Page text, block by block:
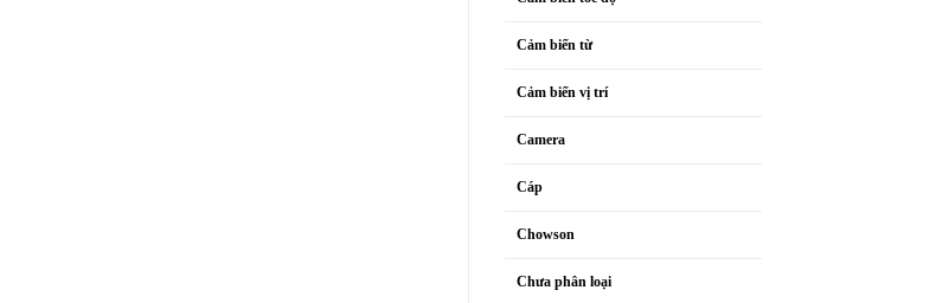
Cảm biến từ
Cảm biến vị trí
Camera
Cáp
Chowson
Chưa phân loại